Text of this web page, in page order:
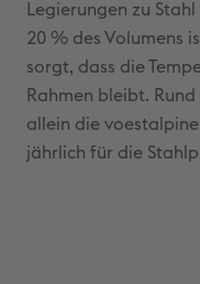
Legierungen zu
20 % des Volumens
sorgt, dass die
Rahmen bleibt.
allein die
jährlich für die